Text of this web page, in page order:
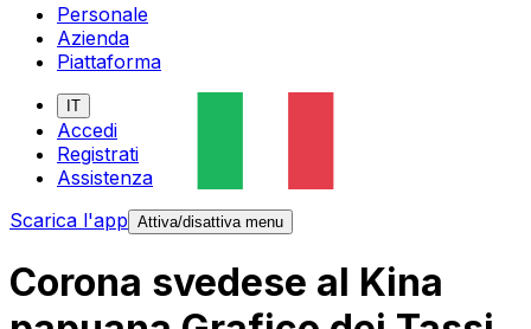
Personale
Azienda
Piattaforma
IT
Accedi
Registrati
Assistenza
Scarica l'app Attiva/disattiva menu
Corona svedese al Kina